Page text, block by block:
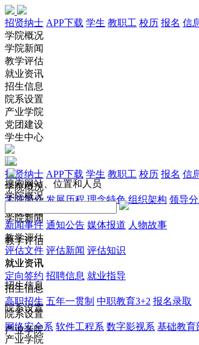
招贤纳士 APP下载 学生 教职工 校历 报名 信
学院概况
学院新闻
教学评估
就业资讯
招生信息
院系设置
产业学院
党团建设
学生中心
招贤纳士 APP下载 学生 教职工 校历 报名 信
学院概况
学院简介 发展历程 理念特色 组织架构 领导
学院新闻
新闻事件 通知公告 媒体报道 人物故事
教学评估
评估文件 评估新闻 评估知识
就业资讯
定向签约 招聘信息 就业指导
招生信息
高职招生 五年一贯制 中职教育3+2 报名录取
院系设置
网络安全系 软件工程系 数字影视系 基础教育
产业学院
搜索网站、位置和人员
学院概况
学院新闻
教学评估
就业资讯
招生信息
院系设置
产业学院